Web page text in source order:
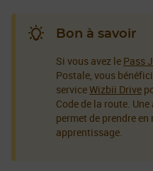
Bon à savoir
Si vous avez le Pass
Postale, vous
serviceWizbii Drive
Code de la route.
permet de prendre
apprentissage.